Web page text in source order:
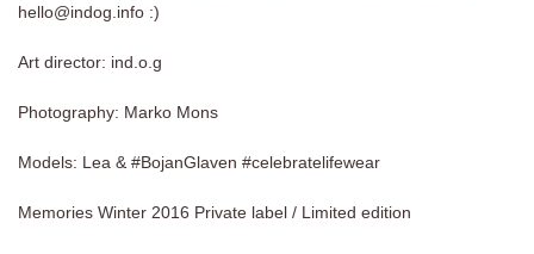
hello@indog.info :)
Art director: ind.o.g
Photography: Marko Mons
Models: Lea & #BojanGlaven #celebratelifewear
Memories Winter 2016 Private label / Limited edition